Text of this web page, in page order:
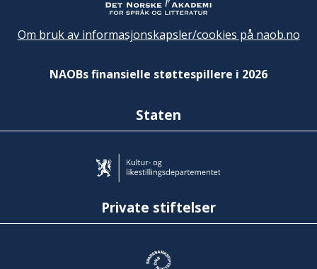
Om bruk av informasjonskapsler/cookies på naob.no
NAOBs finansielle støttespillere i 2026
Staten
Private stiftelser